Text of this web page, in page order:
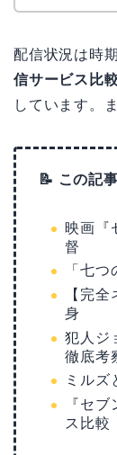
配信状況は時
信サービス比
しています。
📝 この記
映画『
督
「七
【完
身
犯人ジ
徹底考
ミルズ
『セ
ス比較